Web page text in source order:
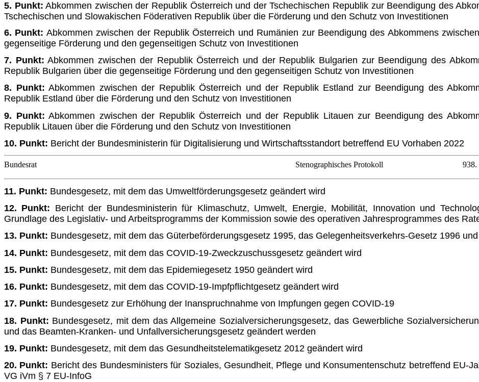
5. Punkt: Abkommen zwischen der Republik Österreich und der Tschechischen Repu­blik zur Beendigung des
Tsche­chischen und Slowakischen Föderativen Republik über die Förderung und den Schutz von Investitionen
6. Punkt: Abkommen zwischen der Republik Österreich und Rumänien zur Beendigung des Abkommens
gegenseitige Förderung und den gegenseitigen Schutz von Investitionen
7. Punkt: Abkommen zwischen der Republik Österreich und der Republik Bulgarien zur Beendigung des
Republik Bul­garien über die gegenseitige Förderung und den gegenseitigen Schutz von Investitionen
8. Punkt: Abkommen zwischen der Republik Österreich und der Republik Estland zur Beendigung des
Republik Est­land über die Förderung und den Schutz von Investitionen
9. Punkt: Abkommen zwischen der Republik Österreich und der Republik Litauen zur Beendigung des
Republik Li­tauen über die Förderung und den Schutz von Investitionen
10. Punkt: Bericht der Bundesministerin für Digitalisierung und Wirtschaftsstandort be­treffend EU Vorhaben 2022
Bundesrat Stenographisches Protokoll
938.
11. Punkt: Bundesgesetz, mit dem das Umweltförderungsgesetz geändert wird
12. Punkt: Bericht der Bundesministerin für Klimaschutz, Umwelt, Energie, Mobilität, In­novation und
Grundlage des Legislativ- und Arbeitsprogramms der Kommission sowie des operativen Jahrespro­grammes des
13. Punkt: Bundesgesetz, mit dem das Güterbeförderungsgesetz 1995, das Gelegen­heitsverkehrs-Gesetz 1996
14. Punkt: Bundesgesetz, mit dem das COVID-19-Zweckzuschussgesetz geändert wird
15. Punkt: Bundesgesetz, mit dem das Epidemiegesetz 1950 geändert wird
16. Punkt: Bundesgesetz, mit dem das COVID-19-Impfpflichtgesetz geändert wird
17. Punkt: Bundesgesetz zur Erhöhung der Inanspruchnahme von Impfungen gegen COVID-19
18. Punkt: Bundesgesetz, mit dem das Allgemeine Sozialversicherungsgesetz, das Ge­werbliche
und das Beamten-Kranken- und Unfallversicherungsgesetz geändert werden
19. Punkt: Bundesgesetz, mit dem das Gesundheitstelematikgesetz 2012 geändert wird
20. Punkt: Bericht des Bundesministers für Soziales, Gesundheit, Pflege und Konsu­mentenschutz betreffend EU-
VG iVm § 7 EU-InfoG